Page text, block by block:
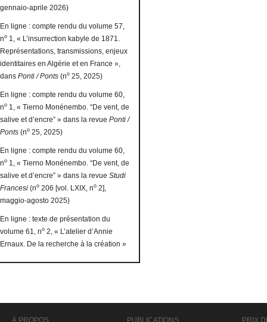
gennaio-aprile 2026)
En ligne : compte rendu du volume 57,
no 1, « L’insurrection kabyle de 1871.
Représentations, transmissions, enjeux
identitaires en Algérie et en France »,
dans Ponti / Ponts (no 25, 2025)
En ligne : compte rendu du volume 60,
no 1, « Tierno Monénembo. “De vent, de
salive et d’encre” » dans la revue Ponti /
Ponts (no 25, 2025)
En ligne : compte rendu du volume 60,
no 1, « Tierno Monénembo. “De vent, de
salive et d’encre” » dans la revue Studi
Francesi (no 206 [vol. LXIX, no 2],
maggio-agosto 2025)
En ligne : texte de présentation du
volume 61, no 2, « L’atelier d’Annie
Ernaux. De la recherche à la création »
À PROPOS PUBLICATIONS PRIX